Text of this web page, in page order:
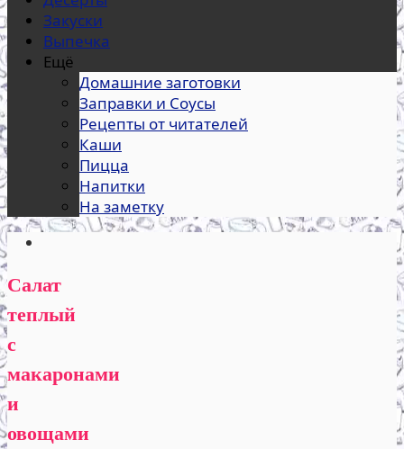
Закуски
Выпечка
Ещё
Домашние заготовки
Заправки и Соусы
Рецепты от читателей
Каши
Пицца
Напитки
На заметку
Салат
теплый
с
макаронами
и
овощами